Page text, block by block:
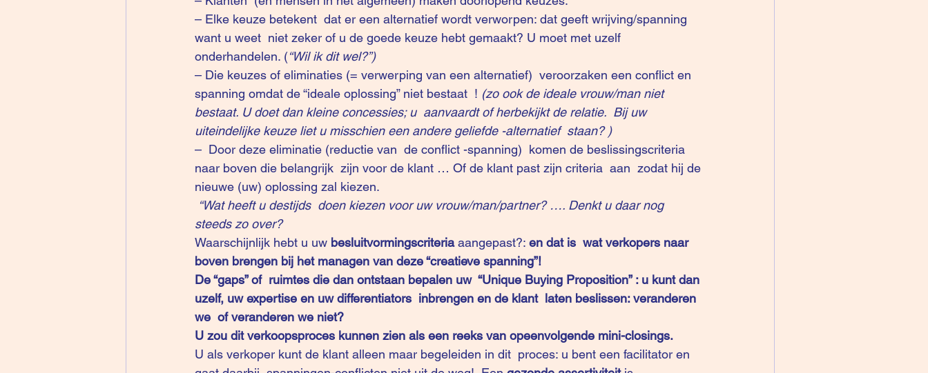
– Elke keuze betekent  dat er een alternatief wordt verworpen: dat geeft wrijving/spanning
want u weet  niet zeker of u de goede keuze hebt gemaakt? U moet met uzelf
onderhandelen. (“Wil ik dit wel?”)
– Die keuzes of eliminaties (= verwerping van een alternatief)  veroorzaken een conflict en
spanning omdat de “ideale oplossing” niet bestaat  ! (zo ook de ideale vrouw/man niet
bestaat. U doet dan kleine concessies; u  aanvaardt of herbekijkt de relatie.  Bij uw
uiteindelijke keuze liet u misschien een andere geliefde -alternatief  staan? )
–  Door deze eliminatie (reductie van  de conflict -spanning)  komen de beslissingscriteria
naar boven die belangrijk  zijn voor de klant … Of de klant past zijn criteria  aan  zodat hij de
nieuwe (uw) oplossing zal kiezen.
“Wat heeft u destijds  doen kiezen voor uw vrouw/man/partner? …. Denkt u daar nog
steeds zo over?
Waarschijnlijk hebt u uw besluitvormingscriteria aangepast?: en dat is  wat verkopers naar
boven brengen bij het managen van deze “creatieve spanning”!
De “gaps” of  ruimtes die dan ontstaan bepalen uw  “Unique Buying Proposition” : u kunt dan
uzelf, uw expertise en uw differentiators  inbrengen en de klant  laten beslissen: veranderen
we  of veranderen we niet?
U zou dit verkoopsproces kunnen zien als een reeks van opeenvolgende mini-closings.
U als verkoper kunt de klant alleen maar begeleiden in dit  proces: u bent een facilitator en